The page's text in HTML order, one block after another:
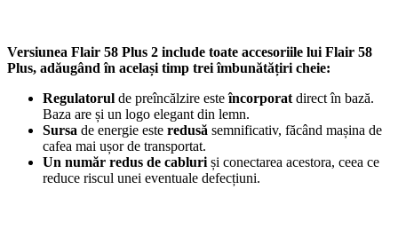
Versiunea Flair 58 Plus 2 include toate accesoriile lui Flair 58
Plus, adăugând în același timp trei îmbunătățiri cheie:
Regulatorul de preîncălzire esteîncorporat direct în bază.
Baza are și un logo elegant din lemn.
Sursa de energie este redusă semnificativ, făcând mașina de
cafea mai ușor de transportat.
Un număr redus de cabluri și conectarea acestora, ceea ce
reduce riscul unei eventuale defecțiuni.